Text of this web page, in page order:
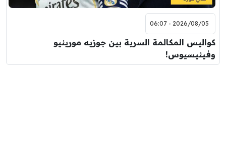
2026/08/05 - 06:07
كواليس المكالمة السرية بين جوزيه مورينيو
وفينيسيوس!